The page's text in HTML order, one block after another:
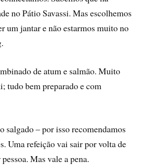
no Pátio Savassi. Mas escolhemos
um jantar e não estarmos muito no
de atum e salmão. Muito
tudo bem preparado e com
salgado – por isso recomendamos
Uma refeição vai sair por volta de
Mas vale a pena.